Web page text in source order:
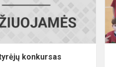
konkursas